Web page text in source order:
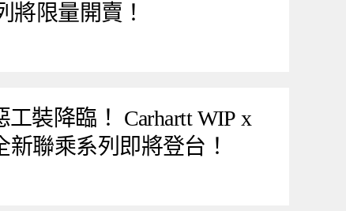
將限量開賣！
裝降臨！ Carhartt WIP x
新聯乘系列即將登台！